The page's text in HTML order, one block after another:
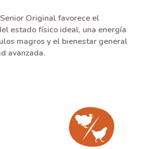
Original favorece el
estado físico ideal, una energía
magros y el bienestar general
avanzada.